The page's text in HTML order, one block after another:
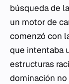
búsqueda de
un motor de
comenzó con
que intentaba
estructuras
dominación no